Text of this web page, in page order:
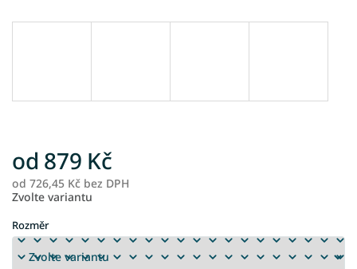
od 879 Kč
od 726,45 Kč bez DPH
Zvolte variantu
Rozměr